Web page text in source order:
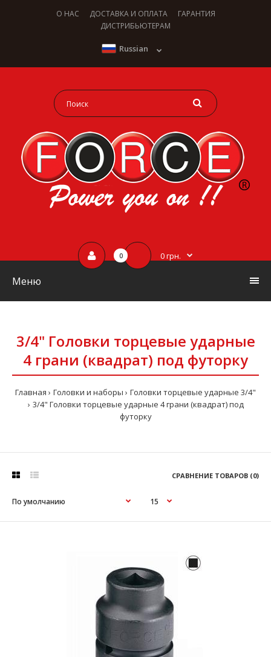
О НАС ДОСТАВКА И ОПЛАТА
ГАРАНТИЯ
ДИСТРИБЬЮТЕРАМ
Russian
0 0 грн.
Меню
3/4" Головки торцевые ударные
4 грани (квадрат) под футорку
Главная Головки и наборы
Головки торцевые ударные 3/4"
3/4" Головки торцевые ударные 4 грани (квадрат) под
футорку
СРАВНЕНИЕ ТОВАРОВ (0)